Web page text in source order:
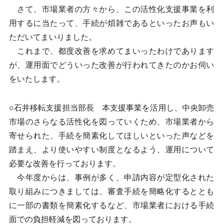
さて、市場業者の方々から、この活性化支援事業を利
用するに当たって、手続が煩雑であるといったお声もい
ただいてまいりました。
これまで、都度改善を求めてまいったわけであります
が、運用面でどういった改善が行われてきたのかお伺い
をいたします。
○石井移転支援担当部長 本支援事業を活用し、中央卸売
市場のさらなる活性化を図っていくため、市場業者から
寄せられた、手続を簡素化してほしいといった声などを
踏まえ、より使いやすい制度となるよう、運用について
必要な改善を行っております。
今年度からは、事例が多く、申請内容が定型化された
取り組みにつきましては、審査手続を簡略化するととも
に一部の書類を簡素化するなど、市場業者における手続
面での負担軽減を図っております。